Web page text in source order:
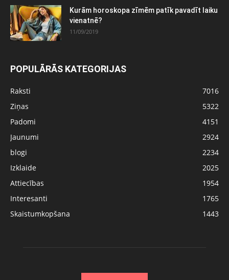
Kurām horoskopa zīmēm patīk pavadīt laiku
vienatnē?
11/09/2019
POPULĀRĀS KATEGORIJAS
Raksti
7016
Ziņas
5322
Padomi
4151
Jaunumi
2924
blogi
2234
Izklaide
2025
Attiecības
1954
Interesanti
1765
Skaistumkopšana
1443